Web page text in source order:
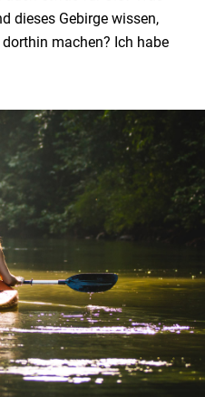
in den Ardennen
dieses Gebirge wissen,
machen? Ich habe